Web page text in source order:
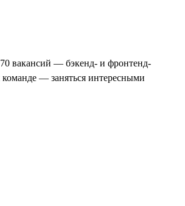
вакансий — бэкенд- и фронтенд-
— заняться интересными